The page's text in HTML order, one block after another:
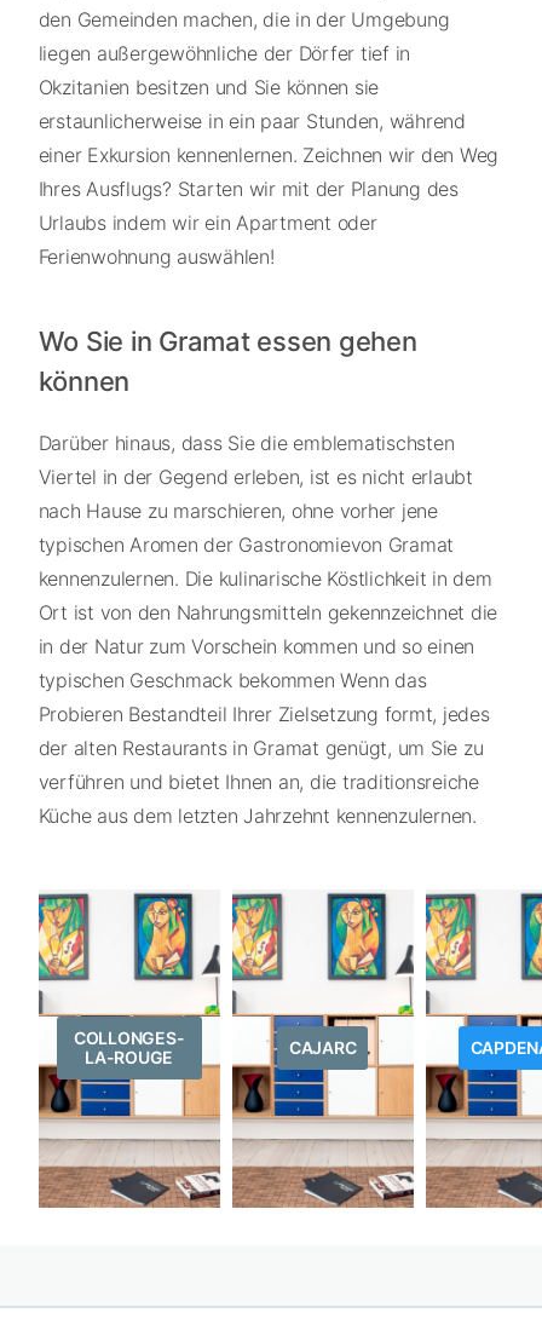
den Gemeinden machen, die in der Umgebung
liegen außergewöhnliche der Dörfer tief in
Okzitanien besitzen und Sie können sie
erstaunlicherweise in ein paar Stunden, während
einer Exkursion kennenlernen. Zeichnen wir den Weg
Ihres Ausflugs? Starten wir mit der Planung des
Urlaubs indem wir ein Apartment oder
Ferienwohnung auswählen!
Wo Sie in Gramat essen gehen
können
Darüber hinaus, dass Sie die emblematischsten
Viertel in der Gegend erleben, ist es nicht erlaubt
nach Hause zu marschieren, ohne vorher jene
typischen Aromen der Gastronomievon Gramat
kennenzulernen. Die kulinarische Köstlichkeit in dem
Ort ist von den Nahrungsmitteln gekennzeichnet die
in der Natur zum Vorschein kommen und so einen
typischen Geschmack bekommen Wenn das
Probieren Bestandteil Ihrer Zielsetzung formt, jedes
der alten Restaurants in Gramat genügt, um Sie zu
verführen und bietet Ihnen an, die traditionsreiche
Küche aus dem letzten Jahrzehnt kennenzulernen.
COLLONGES-
LA-ROUGE
CAJARC